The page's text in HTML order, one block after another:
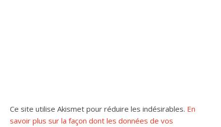
Ce site utilise Akismet pour réduire les indésirables. En
savoir plus sur la façon dont les données de vos